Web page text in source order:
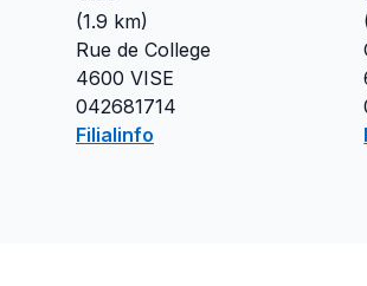
(1.9 km)
Rue de College
4600 VISE
042681714
Filialinfo